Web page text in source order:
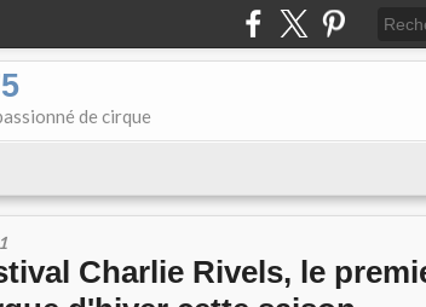
de cirque
Charlie Rivels, le